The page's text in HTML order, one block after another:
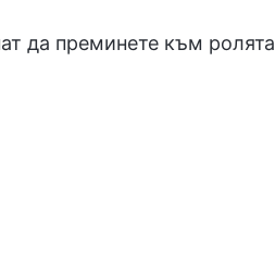
да преминете към ролята